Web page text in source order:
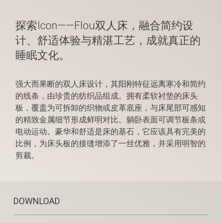
DOWNLOAD
探索Icon——Flou双人床，融合简约设
计、舒适体验与精湛工艺，成就真正的
睡眠文化。
强大而果断的双人床设计，其阳刚特征远离寒冷和简约
的线条，由珍贵的纺织品组成。拥有柔软衬垫的床头
板，覆盖为可拆卸的织物或皮革底座，与床尾部可感知
的精致金属细节形成鲜明对比。躺卧表面可调节板条或
电动运动。豪华和舒适是床的基石，它应该具有完美的
比例，为床头板的接缝增添了一丝优雅，并采用明智的
剪裁。